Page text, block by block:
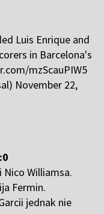
Luis Enrique and
in Barcelona's
mzScauPIW5
November 22,
Williamsa.
Fermin.
jednak nie